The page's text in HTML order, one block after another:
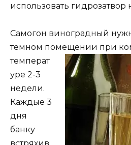
использовать гидрозатвор
Самогон виноградный
темном помещении при
температ
уре 2-3
недели.
Каждые 3
дня
банку